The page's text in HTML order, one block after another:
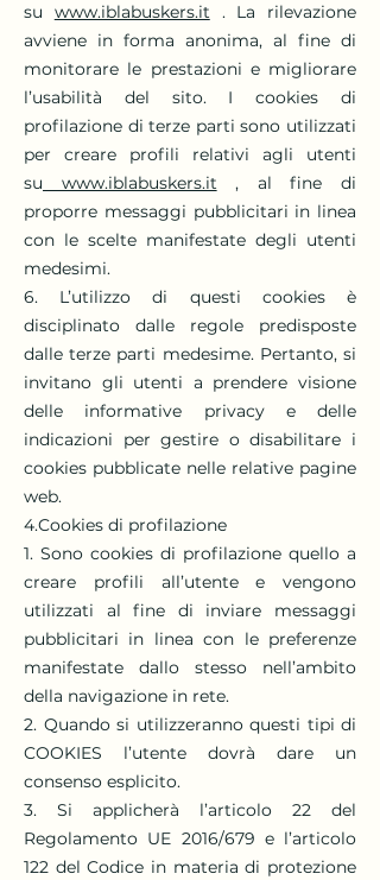
su www.iblabuskers.it . La rilevazione
avviene in forma anonima, al fine di
monitorare le prestazioni e migliorare
l’usabilità del sito. I cookies di
profilazione di terze parti sono utilizzati
per creare profili relativi agli utenti
su www.iblabuskers.it , al fine di
proporre messaggi pubblicitari in linea
con le scelte manifestate degli utenti
medesimi.
6. L’utilizzo di questi cookies è
disciplinato dalle regole predisposte
dalle terze parti medesime. Pertanto, si
invitano gli utenti a prendere visione
delle informative privacy e delle
indicazioni per gestire o disabilitare i
cookies pubblicate nelle relative pagine
web.
4.Cookies di profilazione
1. Sono cookies di profilazione quello a
creare profili all’utente e vengono
utilizzati al fine di inviare messaggi
pubblicitari in linea con le preferenze
manifestate dallo stesso nell’ambito
della navigazione in rete.
2. Quando si utilizzeranno questi tipi di
COOKIES l’utente dovrà dare un
consenso esplicito.
3. Si applicherà l’articolo 22 del
Regolamento UE 2016/679 e l’articolo
122 del Codice in materia di protezione